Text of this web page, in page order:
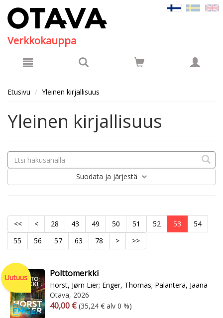
Verkkokauppa
Etusivu Yleinen kirjallisuus
Yleinen kirjallisuus
Suodata ja järjestä
<< < 28 43 49 50 51 52 53
54
55
56 57 63 78 > >>
Uutuus Polttomerkki
Horst, Jørn Lier; Enger, Thomas; Palanterä, Jaana
Otava, 2026
Arvonlisäverollinen hinta
40,00 € Arvonlisäveroton hinta
(35,24 € alv 0 %)